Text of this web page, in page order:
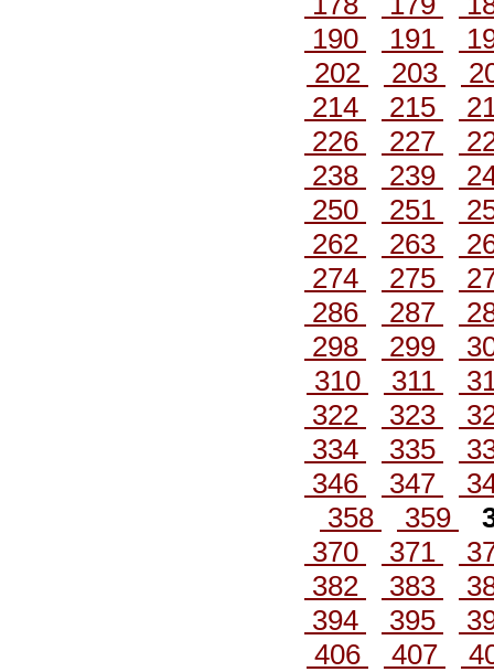
190
191
202
203
214
215
226
227
238
239
250
251
262
263
274
275
286
287
298
299
310
311
322
323
334
335
346
347
358
359
370
371
382
383
394
395
406
407